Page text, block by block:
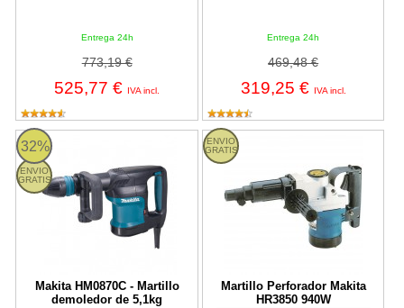
Entrega 24h
773,19 €
525,77 € IVA incl.
Entrega 24h
469,48 €
319,25 € IVA incl.
32%
ENVIO
GRATIS
Makita HM0870C - Martillo
demoledor de 5,1kg
HM0870C Makita
ENVIO
GRATIS
Martillo Perforador Makita
HR3850 940W
Martillo Perforador Makita